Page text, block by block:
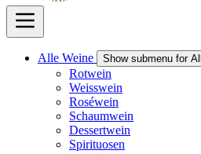
Alle Weine Show submenu for
Rotwein
Weisswein
Roséwein
Schaumwein
Dessertwein
Spirituosen